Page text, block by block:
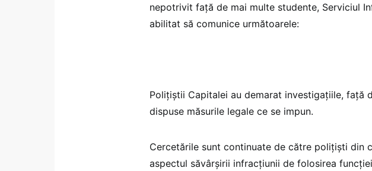
nepotrivit față de mai multe studente, Serviciul
abilitat să comunice următoarele:
Polițiștii Capitalei au demarat investigațiile, față
dispuse măsurile legale ce se impun.
Cercetările sunt continuate de către polițiști din
aspectul săvârșirii infracțiunii de folosirea